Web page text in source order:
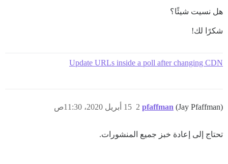
هل نسيت شيئًا؟
شكرًا لك!
Update URLs inside a poll after changing CDN
pfaffman (Jay Pfaffman) 15 أبريل 2020، 11:30ص 2
تحتاج إلى إعادة خبز جميع المنشورات.